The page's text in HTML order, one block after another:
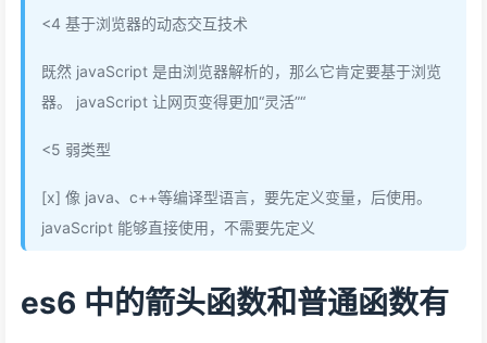
<4 基于浏览器的动态交互技术
既然 javaScript 是由浏览器解析的，那么它肯定要基于浏览
器。 javaScript 让网页变得更加“灵活”“
<5 弱类型
[x] 像 java、c++等编译型语言，要先定义变量，后使用。
javaScript 能够直接使用，不需要先定义
es6 中的箭头函数和普通函数有